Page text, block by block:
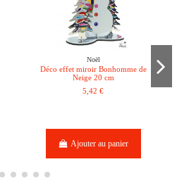
Noël
Déco effet miroir Bonhomme de
Neige 20 cm
5,42 €
Ajouter au panier